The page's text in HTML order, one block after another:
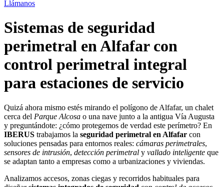
Llámanos
Sistemas de seguridad
perimetral en Alfafar con
control perimetral integral
para estaciones de servicio
Quizá ahora mismo estés mirando el polígono de Alfafar, un chalet
cerca del Parque Alcosa o una nave junto a la antigua Vía Augusta
y preguntándote: ¿cómo protegemos de verdad este perímetro? En
IBERUS trabajamos la seguridad perimetral en Alfafar con
soluciones pensadas para entornos reales: cámaras perimetrales,
sensores de intrusión, detección perimetral y vallado inteligente que
se adaptan tanto a empresas como a urbanizaciones y viviendas.
Analizamos accesos, zonas ciegas y recorridos habituales para